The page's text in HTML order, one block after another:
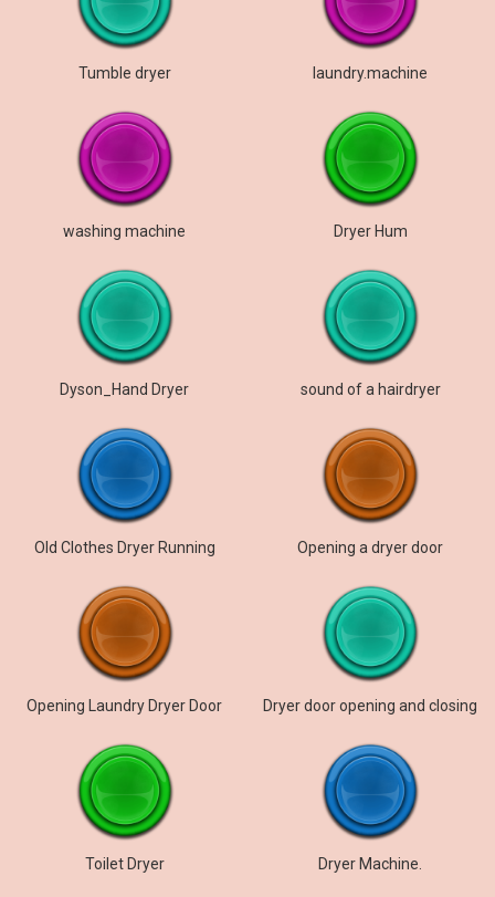
Tumble dryer laundry.machine
washing machine Dryer Hum
Dyson_Hand Dryer sound of a hairdryer
Old Clothes Dryer Running Opening a dryer door
Opening Laundry Dryer Door Dryer door opening and closing
Toilet Dryer Dryer Machine.